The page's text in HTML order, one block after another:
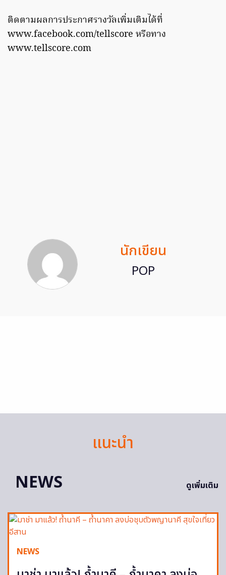
ติดตามผลการประกาศรางวัลเพิ่มเติมได้ที่
www.facebook.com/tellscore หรือทาง
www.tellscore.com
นักเขียน
POP
แนะนำ
NEWS
ดูเพิ่มเติม
NEWS